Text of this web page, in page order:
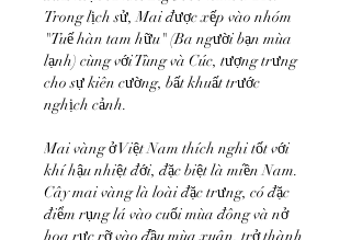
Trong lịch sử, Mai được xếp vào nhóm
"Tuế hàn tam hữu" (Ba người bạn mùa
lạnh) cùng với Tùng và Cúc, tượng trưng
cho sự kiên cường, bất khuất trước
nghịch cảnh.
Mai vàng ở Việt Nam thích nghi tốt với
khí hậu nhiệt đới, đặc biệt là miền Nam.
Cây mai vàng là loài đặc trưng, có đặc
điểm rụng lá vào cuối mùa đông và nở
hoa rực rỡ vào đầu mùa xuân, trở thành